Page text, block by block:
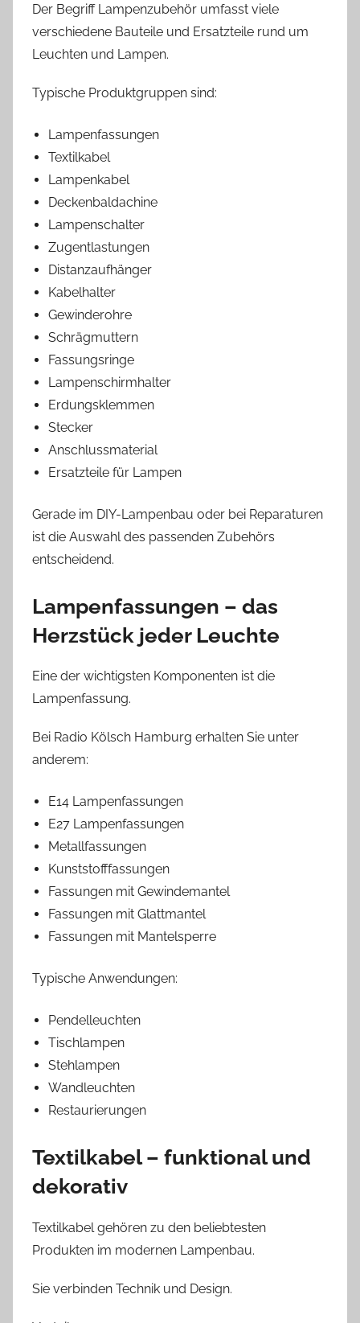
Der Begriff Lampenzubehör umfasst viele
verschiedene Bauteile und Ersatzteile rund um
Leuchten und Lampen.
Typische Produktgruppen sind:
Lampenfassungen
Textilkabel
Lampenkabel
Deckenbaldachine
Lampenschalter
Zugentlastungen
Distanzaufhänger
Kabelhalter
Gewinderohre
Schrägmuttern
Fassungsringe
Lampenschirmhalter
Erdungsklemmen
Stecker
Anschlussmaterial
Ersatzteile für Lampen
Gerade im DIY-Lampenbau oder bei Reparaturen
ist die Auswahl des passenden Zubehörs
entscheidend.
Lampenfassungen – das
Herzstück jeder Leuchte
Eine der wichtigsten Komponenten ist die
Lampenfassung.
Bei Radio Kölsch Hamburg erhalten Sie unter
anderem:
E14 Lampenfassungen
E27 Lampenfassungen
Metallfassungen
Kunststofffassungen
Fassungen mit Gewindemantel
Fassungen mit Glattmantel
Fassungen mit Mantelsperre
Typische Anwendungen:
Pendelleuchten
Tischlampen
Stehlampen
Wandleuchten
Restaurierungen
Textilkabel – funktional und
dekorativ
Textilkabel gehören zu den beliebtesten
Produkten im modernen Lampenbau.
Sie verbinden Technik und Design.